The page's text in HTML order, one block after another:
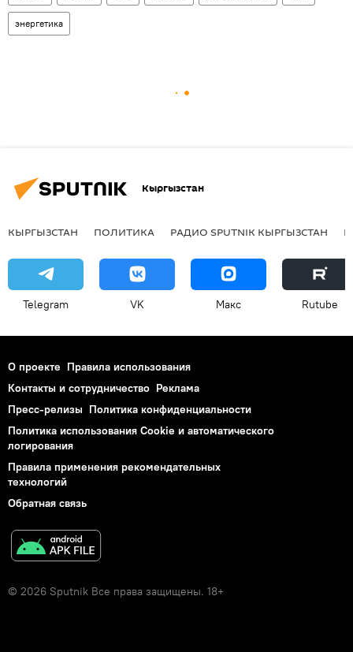
энергетика
Кыргызстан
КЫРГЫЗСТАН ПОЛИТИКА РАДИО SPUTNIK КЫРГЫЗСТАН
Telegram VK Макс Rutube
О проекте Правила использования
Контакты и сотрудничество Реклама
Пресс-релизы Политика конфиденциальности
Политика использования Cookie и автоматического
логирования
Правила применения рекомендательных
технологий
Обратная связь
© 2026 Sputnik Все права защищены. 18+